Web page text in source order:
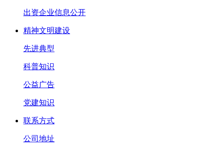
出资企业信息公开
精神文明建设
先进典型
科普知识
公益广告
党建知识
联系方式
公司地址